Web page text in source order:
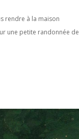
rendre à la maison
une petite randonnée de